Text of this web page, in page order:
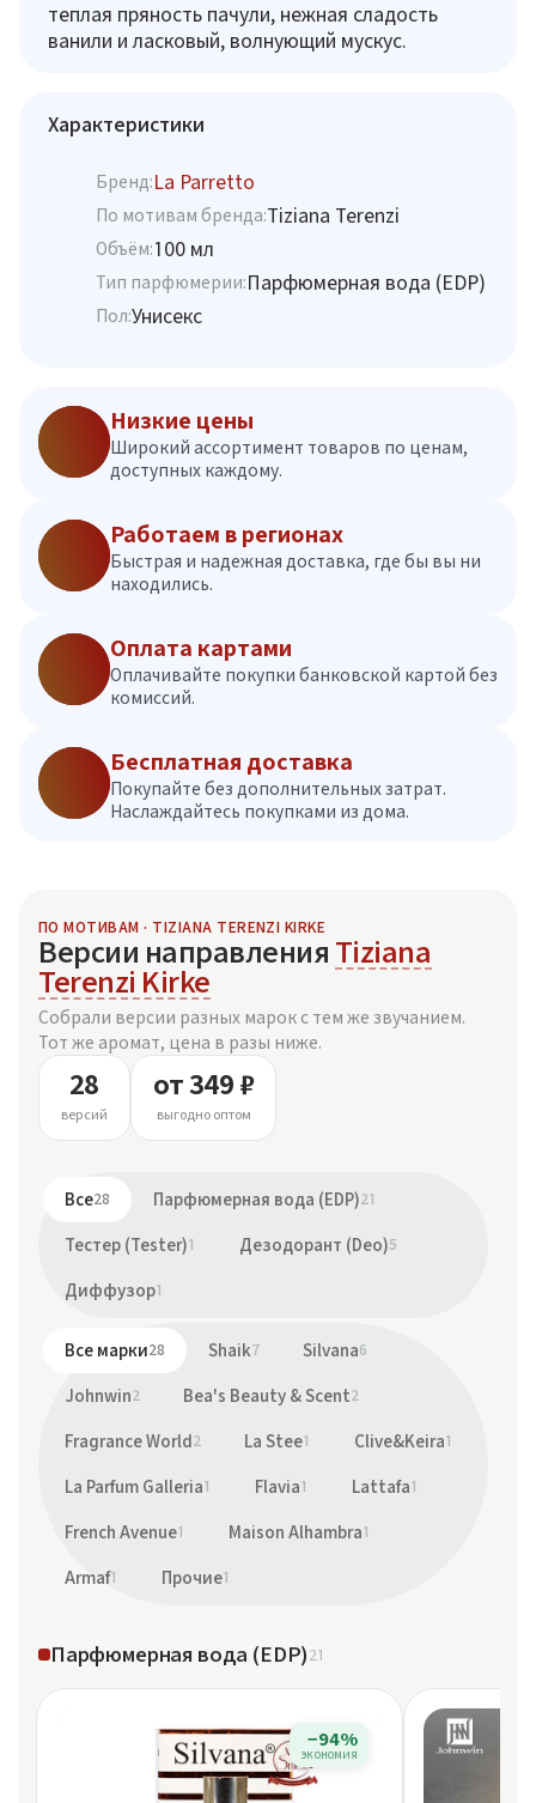
теплая пряность пачули, нежная сладость
ванили и ласковый, волнующий мускус.
Характеристики
Бренд:La Parretto
По мотивам бренда:Tiziana Terenzi
Объём:100 мл
Тип парфюмерии:Парфюмерная вода (EDP)
Пол:Унисекс
Низкие цены
Широкий ассортимент товаров по ценам,
доступных каждому.
Работаем в регионах
Быстрая и надежная доставка, где бы вы ни
находились.
Оплата картами
Оплачивайте покупки банковской картой без
комиссий.
Бесплатная доставка
Покупайте без дополнительных затрат.
Наслаждайтесь покупками из дома.
ПО МОТИВАМ · TIZIANA TERENZI KIRKE
Версии направления Tiziana
Terenzi Kirke
Собрали версии разных марок с тем же звучанием.
Тот же аромат, цена в разы ниже.
28
версий
от 349 ₽
выгодно оптом
Все28 Парфюмерная вода (EDP)21
Тестер (Tester)1 Дезодорант (Deo)5
Диффузор1
Все марки28 Shaik7 Silvana6
Johnwin2 Bea's Beauty & Scent2
Fragrance World2 La Stee1 Clive&Keira1
La Parfum Galleria1 Flavia1 Lattafa1
French Avenue1 Maison Alhambra1
Armaf1 Прочие1
Парфюмерная вода (EDP)21
−94%
экономия